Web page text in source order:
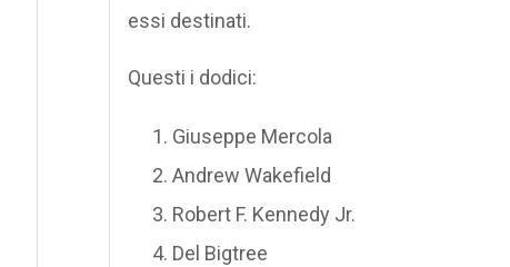
essi destinati.
Questi i dodici:
Giuseppe Mercola
Andrew Wakefield
Robert F. Kennedy Jr.
Del Bigtree